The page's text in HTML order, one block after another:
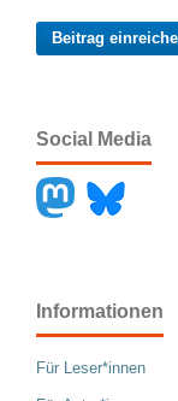
Beitrag
Social Media
Informationen
Für Leser*innen